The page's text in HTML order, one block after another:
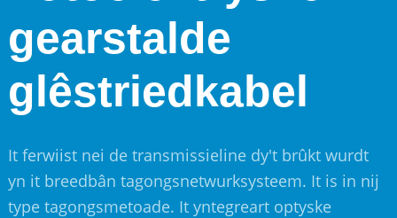
gearstalde
glêstriedkabel
It ferwiist nei de transmissieline dy't brûkt wurdt
yn it breedbân tagongsnetwurksysteem. It is in nij
type tagongsmetoade. It yntegreart optyske